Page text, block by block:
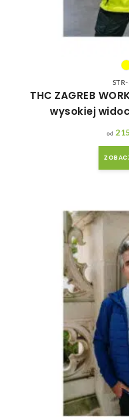
THC ZAGREB
wysokiej